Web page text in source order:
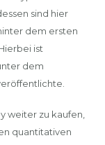
sind hier
dem ersten
ist
dem
weiter zu kaufen,
quantitativen